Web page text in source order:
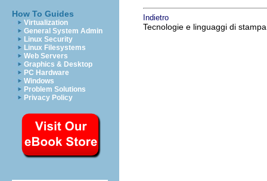
How To Guides
Virtualization
General System Admin
Linux Security
Linux Filesystems
Web Servers
Graphics & Desktop
PC Hardware
Windows
Problem Solutions
Privacy Policy
Indietro
Tecnologie e linguaggi di stampa